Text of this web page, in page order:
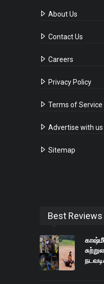
About Us
Contact Us
Careers
Privacy Policy
Terms of Service
Advertise with us
Sitemap
Best Reviews